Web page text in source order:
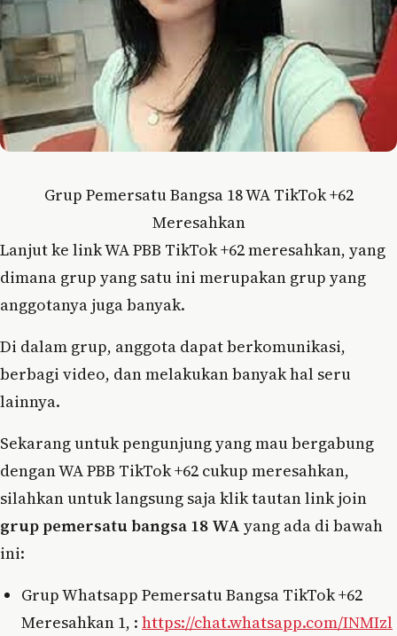
Grup Pemersatu Bangsa 18 WA TikTok +62
Meresahkan
Lanjut ke link WA PBB TikTok +62 meresahkan, yang
dimana grup yang satu ini merupakan grup yang
anggotanya juga banyak.
Di dalam grup, anggota dapat berkomunikasi,
berbagi video, dan melakukan banyak hal seru
lainnya.
Sekarang untuk pengunjung yang mau bergabung
dengan WA PBB TikTok +62 cukup meresahkan,
silahkan untuk langsung saja klik tautan link join
grup pemersatu bangsa 18 WA yang ada di bawah
ini:
Grup Whatsapp Pemersatu Bangsa TikTok +62
Meresahkan 1, : https://chat.whatsapp.com/INMIzl